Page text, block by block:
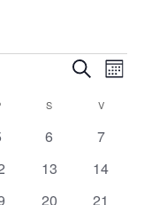
nézet
Keresett
PÉNTEK S SZOMBATV
0
6
0
7
0
13
0
14
1
20
1
21